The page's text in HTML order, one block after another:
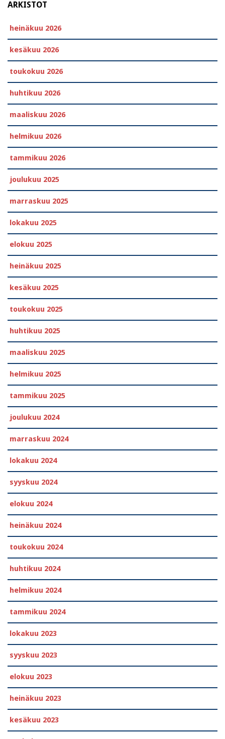
ARKISTOT
heinäkuu 2026
kesäkuu 2026
toukokuu 2026
huhtikuu 2026
maaliskuu 2026
helmikuu 2026
tammikuu 2026
joulukuu 2025
marraskuu 2025
lokakuu 2025
elokuu 2025
heinäkuu 2025
kesäkuu 2025
toukokuu 2025
huhtikuu 2025
maaliskuu 2025
helmikuu 2025
tammikuu 2025
joulukuu 2024
marraskuu 2024
lokakuu 2024
syyskuu 2024
elokuu 2024
heinäkuu 2024
toukokuu 2024
huhtikuu 2024
helmikuu 2024
tammikuu 2024
lokakuu 2023
syyskuu 2023
elokuu 2023
heinäkuu 2023
kesäkuu 2023